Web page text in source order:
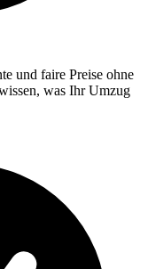
und faire Preise ohne
was Ihr Umzug